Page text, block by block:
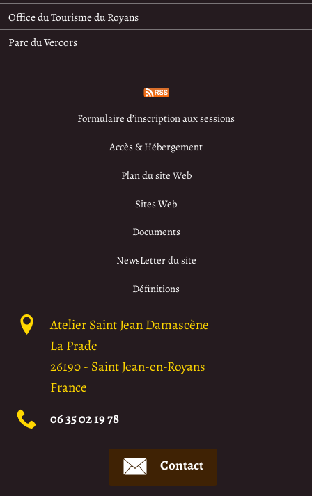
Office du Tourisme du Royans
Parc du Vercors
Formulaire d’inscription aux sessions
Accès & Hébergement
Plan du site Web
Sites Web
Documents
NewsLetter du site
Définitions
Atelier Saint Jean Damascène
La Prade
26190- Saint Jean-en-Royans
France
06 35 02 19 78
Contact